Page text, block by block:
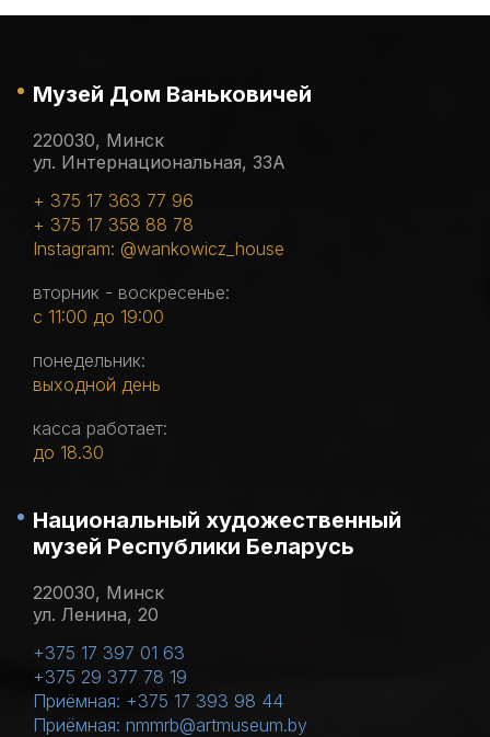
Музей Дом Ваньковичей
220030, Минск
ул. Интернациональная, 33А
+ 375 17 363 77 96
+ 375 17 358 88 78
Instagram: @wankowicz_house
вторник - воскресенье:
с 11:00 до 19:00
понедельник:
выходной день
касса работает:
до 18.30
Национальный художественный
музей Республики Беларусь
220030, Минск
ул. Ленина, 20
+375 17 397 01 63
+375 29 377 78 19
Приёмная: +375 17 393 98 44
Приёмная: nmmrb@artmuseum.by